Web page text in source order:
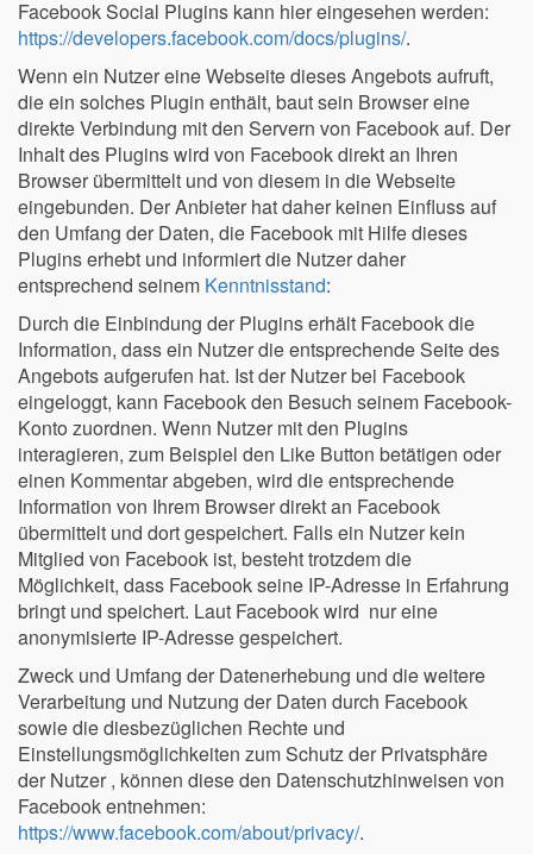
Facebook Social Plugins kann hier eingesehen werden:
https://developers.facebook.com/docs/plugins/.
Wenn ein Nutzer eine Webseite dieses Angebots aufruft,
die ein solches Plugin enthält, baut sein Browser eine
direkte Verbindung mit den Servern von Facebook auf. Der
Inhalt des Plugins wird von Facebook direkt an Ihren
Browser übermittelt und von diesem in die Webseite
eingebunden. Der Anbieter hat daher keinen Einfluss auf
den Umfang der Daten, die Facebook mit Hilfe dieses
Plugins erhebt und informiert die Nutzer daher
entsprechend seinem Kenntnisstand:
Durch die Einbindung der Plugins erhält Facebook die
Information, dass ein Nutzer die entsprechende Seite des
Angebots aufgerufen hat. Ist der Nutzer bei Facebook
eingeloggt, kann Facebook den Besuch seinem Facebook-
Konto zuordnen. Wenn Nutzer mit den Plugins
interagieren, zum Beispiel den Like Button betätigen oder
einen Kommentar abgeben, wird die entsprechende
Information von Ihrem Browser direkt an Facebook
übermittelt und dort gespeichert. Falls ein Nutzer kein
Mitglied von Facebook ist, besteht trotzdem die
Möglichkeit, dass Facebook seine IP-Adresse in Erfahrung
bringt und speichert. Laut Facebook wird nur eine
anonymisierte IP-Adresse gespeichert.
Zweck und Umfang der Datenerhebung und die weitere
Verarbeitung und Nutzung der Daten durch Facebook
sowie die diesbezüglichen Rechte und
Einstellungsmöglichkeiten zum Schutz der Privatsphäre
der Nutzer , können diese den Datenschutzhinweisen von
Facebook entnehmen:
https://www.facebook.com/about/privacy/.